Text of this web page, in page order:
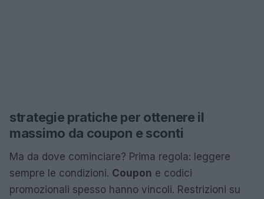
strategie pratiche per ottenere il
massimo da coupon e sconti
Ma da dove cominciare? Prima regola: leggere
sempre le condizioni. Coupon e codici
promozionali spesso hanno vincoli. Restrizioni su